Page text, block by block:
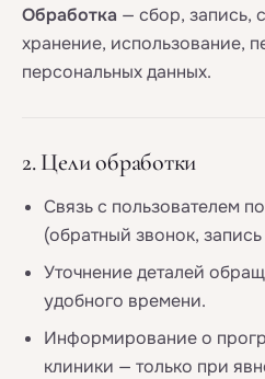
Обработка — сбор, запись,
хранение, использование,
персональных данных.
2. Цели обработки
Связь с пользователем
(обратный звонок,
Уточнение деталей
удобного времени.
Информирование о
клиники — только при